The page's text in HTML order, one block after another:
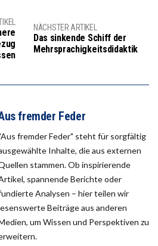
NÄCHSTER ARTIKEL
Das sinkende Schiff der
Mehrsprachigkeitsdidaktik
fremder Feder
fremder Feder" steht für sorgfältig
Inhalte, die aus externen
stammen. Ob inspirierende
spannende Berichte oder
Analysen – hier teilen wir
Beiträge aus anderen
um Wissen und Perspektiven zu